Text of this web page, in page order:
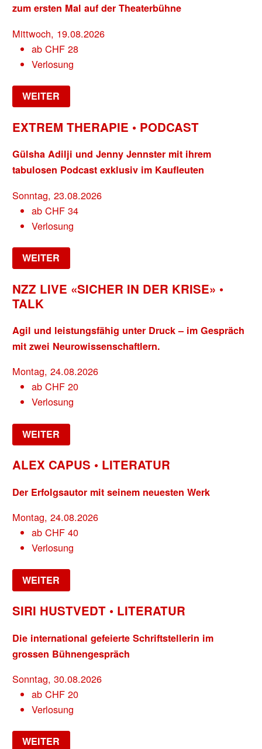
zum ersten Mal auf der Theaterbühne
Mittwoch, 19.08.2026
ab CHF28
Verlosung
WEITER
EXTREM THERAPIE • PODCAST
Gülsha Adilji und Jenny Jennster mit ihrem
tabulosen Podcast exklusiv im Kaufleuten
Sonntag, 23.08.2026
ab CHF34
Verlosung
WEITER
NZZ LIVE «SICHER IN DER KRISE» •
TALK
Agil und leistungsfähig unter Druck – im Gespräch
mit zwei Neurowissenschaftlern.
Montag, 24.08.2026
ab CHF20
Verlosung
WEITER
ALEX CAPUS • LITERATUR
Der Erfolgsautor mit seinem neuesten Werk
Montag, 24.08.2026
ab CHF40
Verlosung
WEITER
SIRI HUSTVEDT • LITERATUR
Die international gefeierte Schriftstellerin im
grossen Bühnengespräch
Sonntag, 30.08.2026
ab CHF20
Verlosung
WEITER